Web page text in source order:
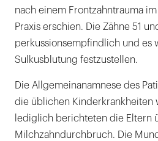
nach einem Frontzahntrauma
Praxis erschien. Die Zähne 51
perkussionsempfindlich und es
Sulkusblutung festzustellen.
Die Allgemeinanamnese des
die üblichen Kinderkrankheiten
lediglich berichteten die Eltern
Milchzahndurchbruch. Die